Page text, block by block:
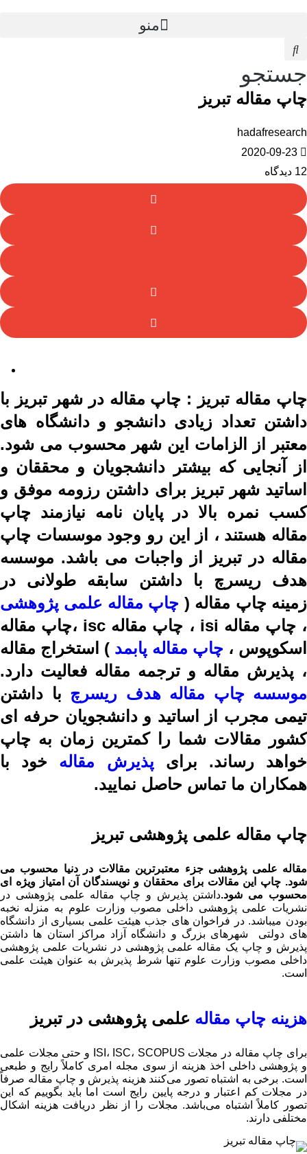
منو
جستجو
چاپ مقاله تبریز
hadafresearch
2020-09-23
12 دیدگاه
چاپ مقاله تبریز : چاپ مقاله در شهر تبریز با
داشتن تعداد زیادی دانشجو و دانشگاه های
معتبر از الزامات این شهر محسوب می شود.
از آنجایی که بیشتر دانشجویان و محققان و
اساتید شهر تبریز برای داشتن رزومه موفق و
کسب نمره بالا در پایان نامه نیازمند چاپ
مقاله هستند ، از این رو وجود موسسات چاپ
مقاله در تبریز از واجبات می باشد. موسسه
هدف ریسرچ با داشتن سابقه طولانی در
زمینه چاپ مقاله ( چاپ مقاله علمی پژوهشی
، چاپ مقاله isi ، چاپ مقاله isc ،چاپ مقاله
اسکوپوس ، چاپ مقاله پابمد ) استخراج مقاله
، پذیرش مقاله و ترجمه مقاله فعالیت دارد.
موسسه چاپ مقاله هدف ریسرچ با داشتن
تیمی مجرب از اساتید و دانشجویان حرفه ای
کشور مقالات شما را کمترین زمان به چاپ
خواهد رساند. برای پذیرش مقاله خود با
همکاران ما تماس حاصل نمایید.
چاپ مقاله علمی پژوهشی تبریز
مقاله علمی پژوهشی جزء معتبرترین مقالات در دنیا محسوب می
شود. چاپ این مقالات برای محققان و نویسندگان آن امتیاز ویژه ای
محسوب می شود.داشتن پذیرش و چاپ مقاله علمی پژوهشی در
نشریات علمی پژوهشی داخلی مصوب وزارت علوم به منزله نخبه
بودن میباشد. در فراخوان های جذب هیئت علمی بسیاری از دانشگاه
های دولتی شهرهای بزرگ و دانشگاه آزاد مراکز استان ها داشتن
پذیرش و چاپ یک مقاله علمی پژوهشی در نشریات علمی پژوهشی
داخلی مصوب وزارت علوم تنها شرط پذیرش به عنوان هیئت علمی
است.
هزینه چاپ مقاله علمی پژوهشی در تبریز
برای چاپ مقاله در مجلات ISI، ISC، SCOPUS و حتی مجلات علمی
و پژوهشی داخلی اخذ هزینه از سوی مجله امری کاملاً رایج و طبعی
است. برخی به اشتباه تصور می‌کنند هزینه پذیرش و چاپ مقاله صرفاً
در مجلات کم اعتبار و درجه پایین رایج است اما باید بگوییم که این
تصور کاملاً اشتباه می‌باشد. مجلات را از نظر دریافت هزینه اشکال
مختلفی دارند.